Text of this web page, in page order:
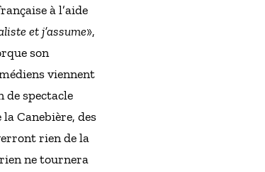
à l’aide
et j’assume»,
son
viennent
de spectacle
Canebière, des
rien de la
ne tournera